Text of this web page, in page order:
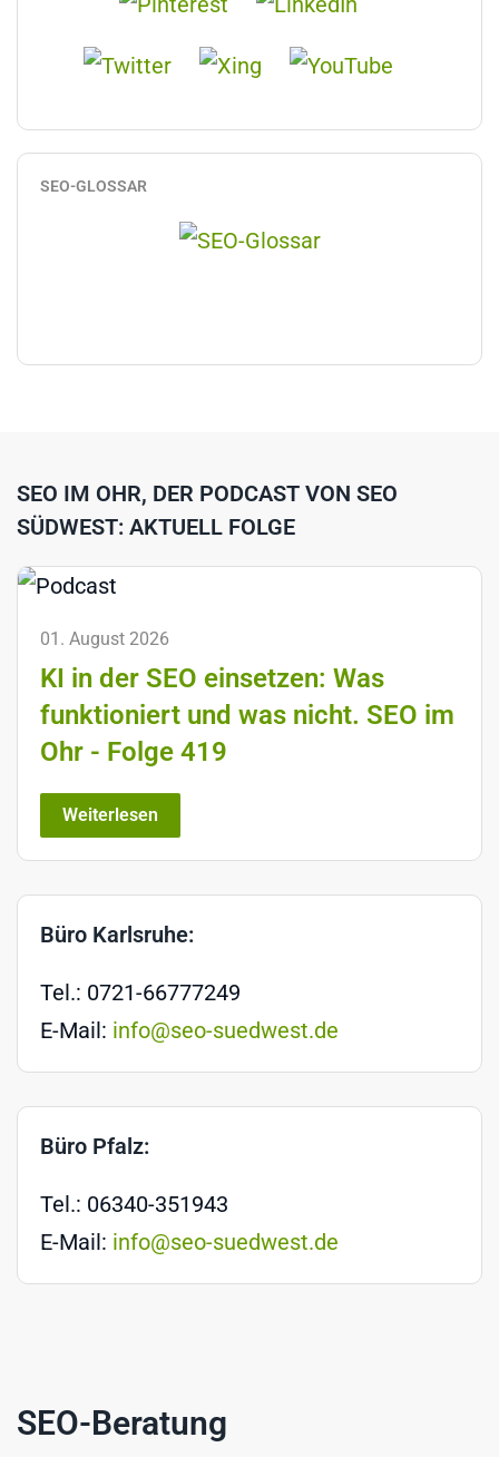
SEO-GLOSSAR
SEO IM OHR, DER PODCAST VON SEO
SÜDWEST: AKTUELL FOLGE
01. August 2026
KI in der SEO einsetzen: Was
funktioniert und was nicht. SEO im
Ohr - Folge 419
Weiterlesen
Büro Karlsruhe:
Tel.: 0721-66777249
E-Mail: info@seo-suedwest.de
Büro Pfalz:
Tel.: 06340-351943
E-Mail: info@seo-suedwest.de
SEO-Beratung